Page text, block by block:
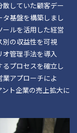
していた顧客デー
基盤を構築しまし
ルを活用した経営
別の収益性を可視
管理手法を導入
プロセスを確立し
アプローチによ
ト企業の売上拡大に